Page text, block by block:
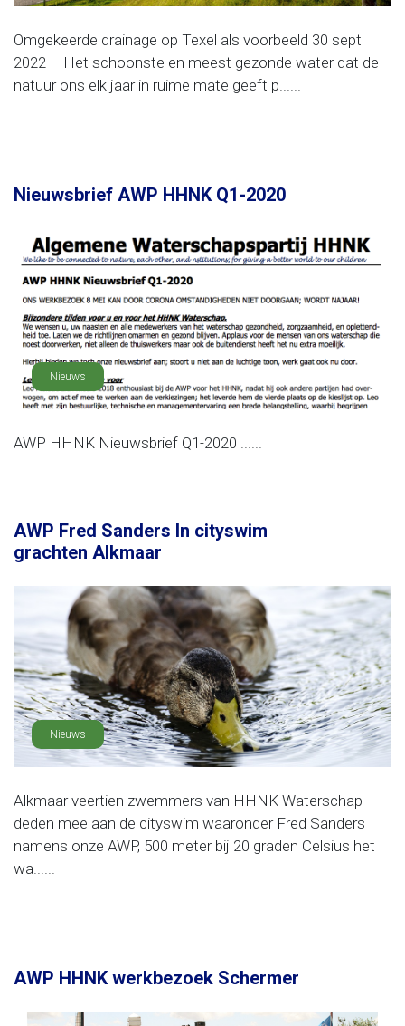
Omgekeerde drainage op Texel als voorbeeld 30 sept
2022 – Het schoonste en meest gezonde water dat de
natuur ons elk jaar in ruime mate geeft p......
Nieuwsbrief AWP HHNK Q1-2020
Nieuws
AWP HHNK Nieuwsbrief Q1-2020 ......
AWP Fred Sanders In cityswim
grachten Alkmaar
Nieuws
Alkmaar veertien zwemmers van HHNK Waterschap
deden mee aan de cityswim waaronder Fred Sanders
namens onze AWP, 500 meter bij 20 graden Celsius het
wa......
AWP HHNK werkbezoek Schermer